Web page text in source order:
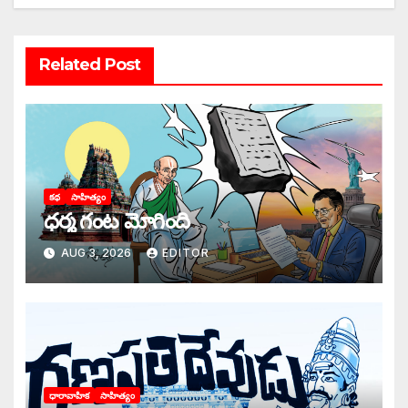
Related Post
కథ సాహిత్యం
ధర్మ గంట మోగింది
AUG 3, 2026 EDITOR
ధారావాహిక సాహిత్యం